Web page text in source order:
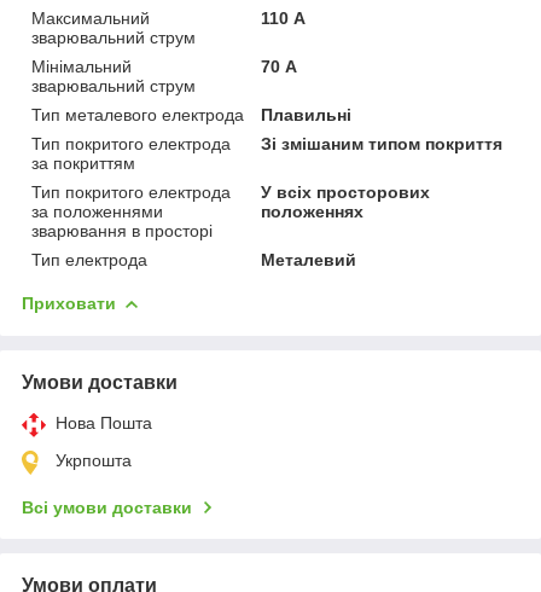
Максимальний
зварювальний струм
110 А
Мінімальний
зварювальний струм
70 А
Тип металевого електрода
Плавильні
Тип покритого електрода
за покриттям
Зі змішаним типом покриття
Тип покритого електрода
за положеннями
зварювання в просторі
У всіх просторових
положеннях
Тип електрода Металевий
Приховати
Умови доставки
Нова Пошта
Укрпошта
Всі умови доставки
Умови оплати